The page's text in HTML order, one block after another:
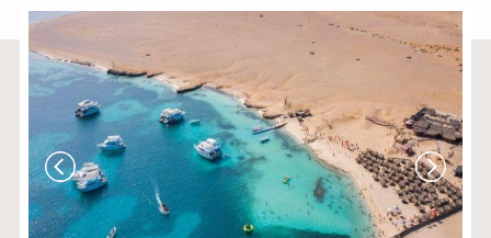
ЕВРОПА
ГЪРЦИЯ
ТУРЦИЯ
СЕПТЕМВРИЙСКИ ПРАЗНИЦИ
ПОЧИВКИ В ТУРЦИЯ 2026